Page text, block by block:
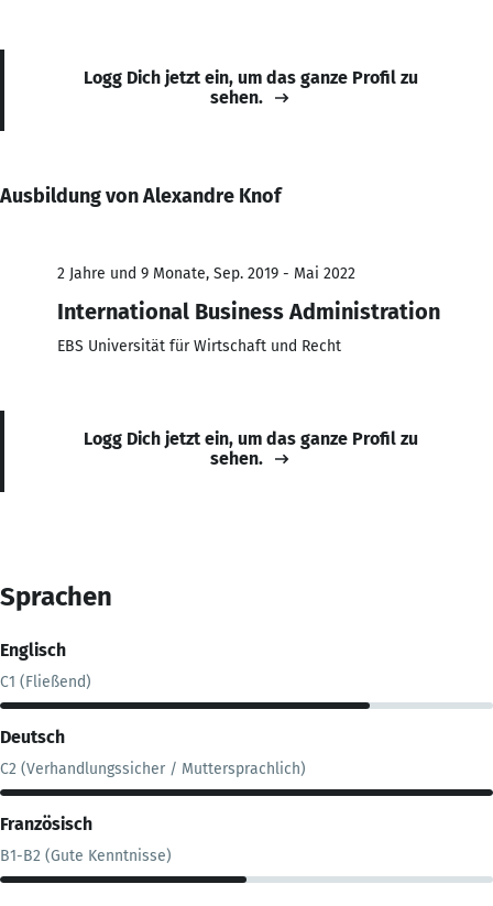
Logg Dich jetzt ein, um das ganze Profil zu
sehen.
Ausbildung von Alexandre Knof
2 Jahre und 9 Monate, Sep. 2019 - Mai 2022
International Business Administration
EBS Universität für Wirtschaft und Recht
Logg Dich jetzt ein, um das ganze Profil zu
sehen.
Sprachen
Englisch
C1 (Fließend)
Deutsch
C2 (Verhandlungssicher / Muttersprachlich)
Französisch
B1-B2 (Gute Kenntnisse)